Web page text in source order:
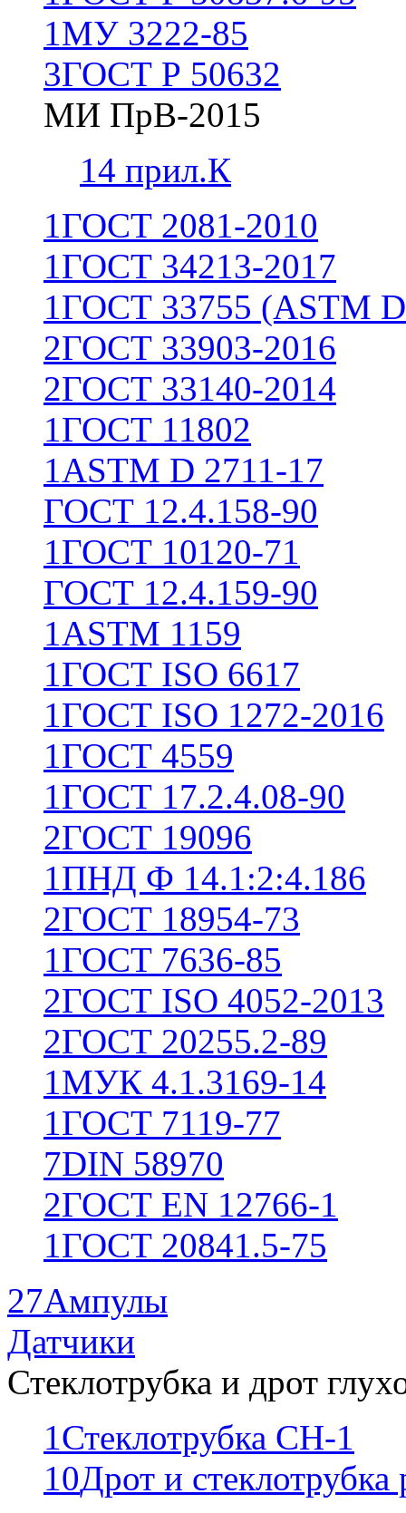
1МУ 3222-85
3ГОСТ Р 50632
МИ ПрВ-2015
14 прил.К
1ГОСТ 2081-2010
1ГОСТ 34213-2017
1ГОСТ 33755 (ASTM
2ГОСТ 33903-2016
2ГОСТ 33140-2014
1ГОСТ 11802
1ASTM D 2711-17
ГОСТ 12.4.158-90
1ГОСТ 10120-71
ГОСТ 12.4.159-90
1ASTM 1159
1ГОСТ ISO 6617
1ГОСТ ISO 1272-2016
1ГОСТ 4559
1ГОСТ 17.2.4.08-90
2ГОСТ 19096
1ПНД Ф 14.1:2:4.186
2ГОСТ 18954-73
1ГОСТ 7636-85
2ГОСТ ISO 4052-2013
2ГОСТ 20255.2-89
1МУК 4.1.3169-14
1ГОСТ 7119-77
7DIN 58970
2ГОСТ EN 12766-1
1ГОСТ 20841.5-75
27Ампулы
Датчики
Стеклотрубка и дрот
1Стеклотрубка СН-1
10Дрот и